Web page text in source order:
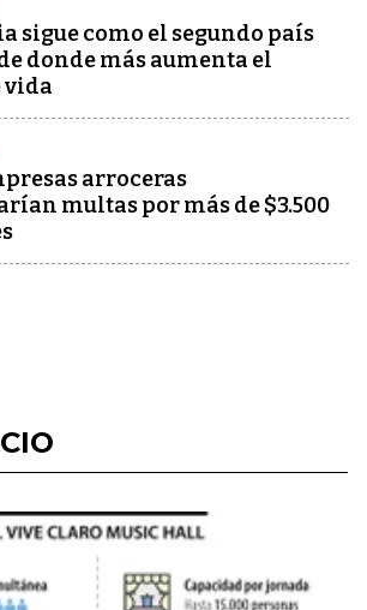
sigue como el segundo país
donde más aumenta el
vida
arroceras
multas por más de $3.500